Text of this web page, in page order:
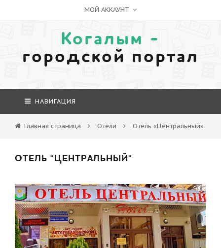
МОЙ АККАУНТ
Когалым -
городской портал
НАВИГАЦИЯ
Главная страница Отели Отель «Центральный»
ОТЕЛЬ "ЦЕНТРАЛЬНЫЙ"